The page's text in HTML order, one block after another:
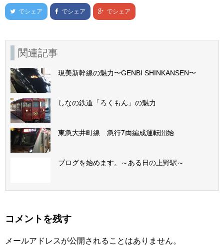
でシェア でシェア でシェア
関連記事
現美新幹線の魅力〜GENBI SHINKANSEN〜
しなの鉄道「ろくもん」の魅力
東急大井町線 急行7両編成運転開始
ブログを始めます。～ある日の上野駅～
コメントを残す
メールアドレスが公開されることはありません。